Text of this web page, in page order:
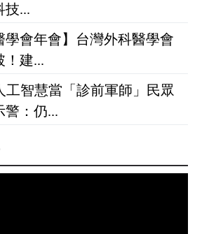
技...
學會年會】台灣外科醫學會
！建...
工智慧當「診前軍師」民眾
：仍...